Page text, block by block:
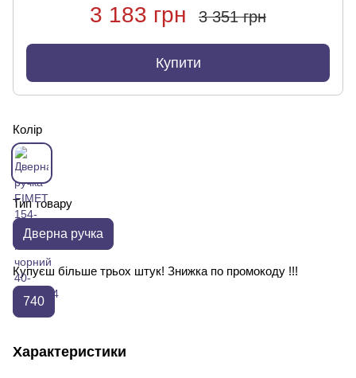
3 183 грн 3 351 грн
Купити
Колір
Тип товару
Дверна ручка
Купуєш більше трьох штук! Знижка по промокоду !!!
740
Характеристики